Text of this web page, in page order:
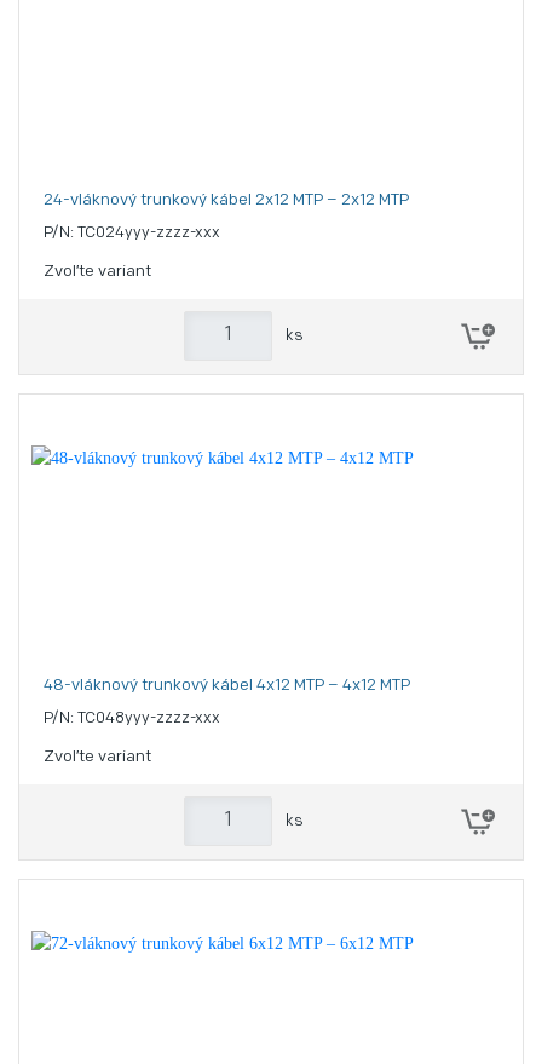
24-vláknový trunkový kábel 2x12 MTP – 2x12 MTP
P/N: TC024yyy-zzzz-xxx
Zvoľte variant
ks
48-vláknový trunkový kábel 4x12 MTP – 4x12 MTP
P/N: TC048yyy-zzzz-xxx
Zvoľte variant
ks